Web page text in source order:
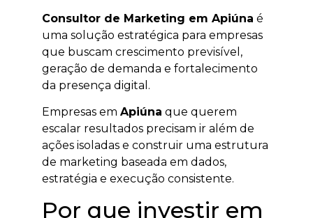
Consultor de Marketing em Apiúna é
uma solução estratégica para empresas
que buscam crescimento previsível,
geração de demanda e fortalecimento
da presença digital.
Empresas em Apiúna que querem
escalar resultados precisam ir além de
ações isoladas e construir uma estrutura
de marketing baseada em dados,
estratégia e execução consistente.
Por que investir em